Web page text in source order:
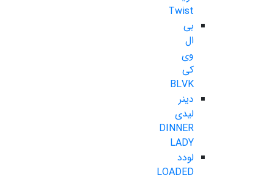
Twist
بی
ال
وی
کی
BLVK
دینر
لیدی
DINNER
LADY
لودد